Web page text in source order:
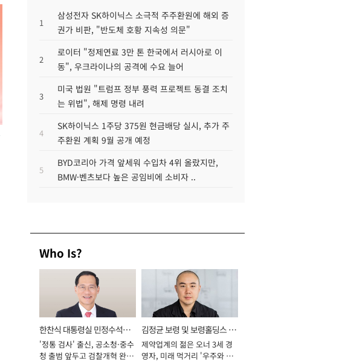
1
삼성전자 SK하이닉스 소극적 주주환원에 해외 증
권가 비판, "반도체 호황 지속성 의문"
2
로이터 "정제연료 3만 톤 한국에서 러시아로 이
동", 우크라이나의 공격에 수요 늘어
3
미국 법원 "트럼프 정부 풍력 프로젝트 동결 조치
는 위법", 해제 명령 내려
4
SK하이닉스 1주당 375원 현금배당 실시, 추가 주
주환원 계획 9월 공개 예정
5
BYD코리아 가격 앞세워 수입차 4위 올랐지만,
BMW·벤츠보다 높은 공임비에 소비자 ..
Who Is?
한찬식 대통령실 민정수석비
서관
'정통 검사' 출신, 공소청·중수
청 출범 앞두고 검찰개혁 완수
김정균 보령 및 보령홀딩스 대
표이사 사장
제약업계의 젊은 오너 3세 경
영자, 미래 먹거리 '우주와 헬